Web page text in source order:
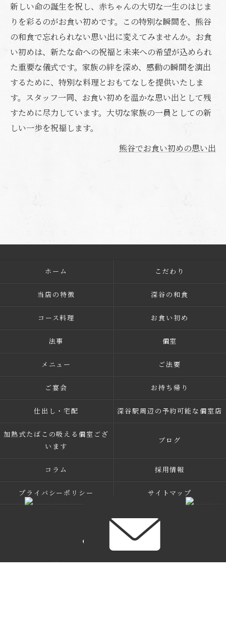
新しい命の誕生を祝し、赤ちゃんの大切な一生のはじま
りを彩るのがお食い初めです。この特別な瞬間を、熊谷
の和食で忘れられない思い出に変えてみませんか。お食
い初めは、新たな命への祝福と未来への希望が込められ
た重要な儀式です。家族の絆を深め、感動の瞬間を演出
するために、特別な料理とおもてなしを提供いたしま
す。スタッフ一同、お食い初めを温かな思い出として残
すために尽力しています。大切な家族の一員としての新
しい一歩を祝福します。
熊谷でお食い初めの思い出
ホーム こだわり
当店の特徴 深谷の和食
コース料理 お食い初め
法事 個室
メニュー ご法要
ご宴会 お持ち帰り
仕出し・宅配 深谷駅周辺の予約可能な個室店
加熱式たばこの吸える個室ござ
います
ブログ
コラム 採用情報
プライバシーポリシー サイトマップ
© 2026 熊谷の和食なら北はち ALL RIGHTS RESERVED.